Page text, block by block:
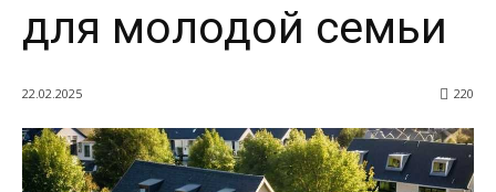
для молодой семьи
22.02.2025 220